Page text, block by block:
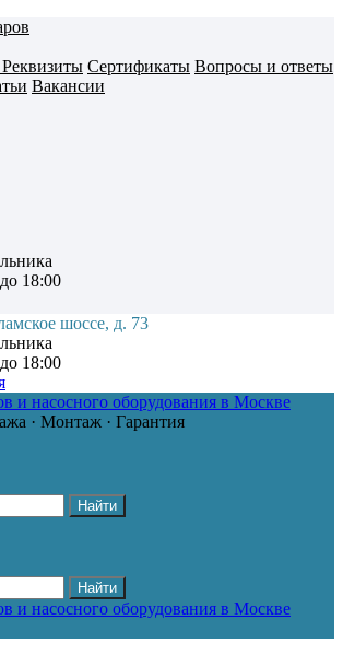
Реквизиты Сертификаты Вопросы и ответы
Вакансии
18:00
шоссе, д. 73
18:00
· Монтаж · Гарантия